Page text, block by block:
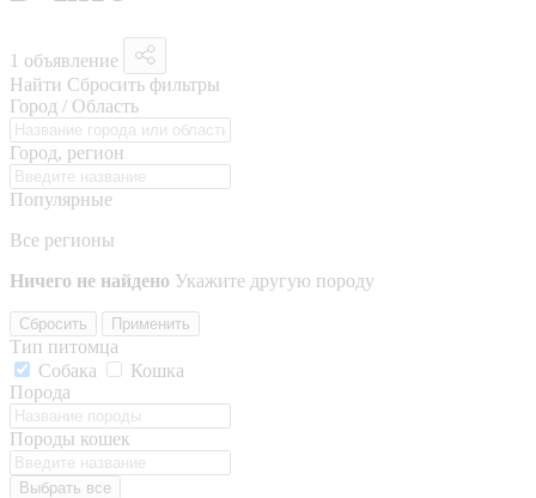
1 объявление
Найти Сбросить фильтры
Город / Область
Город, регион
Популярные
Все регионы
Ничего не найдено Укажите другую породу
Сбросить Применить
Тип питомца
Собака
Кошка
Порода
Породы кошек
Выбрать все